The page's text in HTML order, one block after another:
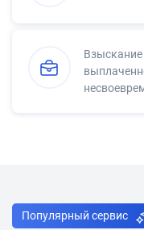
Взыскание
Популярный сервис